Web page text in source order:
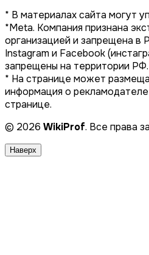
* В материалах сайта могут
*Meta. Компания признана
организацией и запрещена в
Instagram и Facebook
запрещены на территории РФ.
* На странице может
информация о
странице.
© 2026 WikiProf. Все права
Наверх